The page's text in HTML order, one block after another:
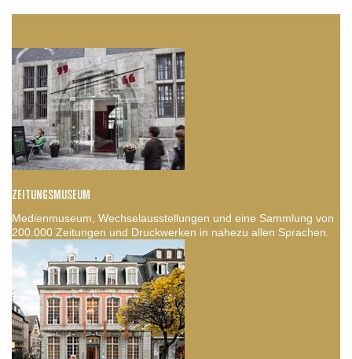
ZEITUNGSMUSEUM
Medienmuseum, Wechselausstellungen und eine Sammlung von
200.000 Zeitungen und Druckwerken in nahezu allen Sprachen.